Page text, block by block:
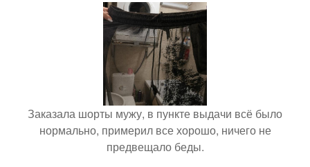
Заказала шорты мужу, в пункте выдачи всё было
нормально, примерил все хорошо, ничего не
предвещало беды.